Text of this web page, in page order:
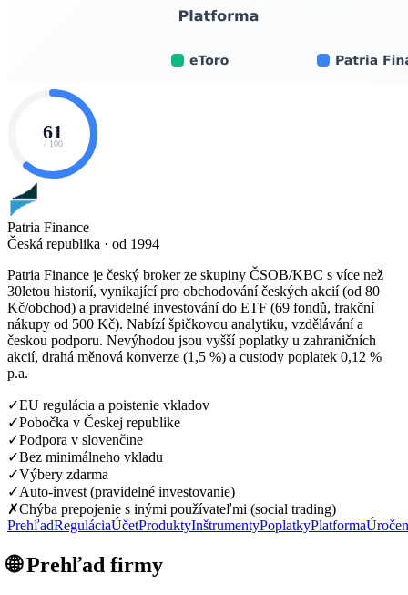
61
/ 100
Patria Finance
Česká republika · od 1994
Patria Finance je český broker ze skupiny ČSOB/KBC s více než
30letou historií, vynikající pro obchodování českých akcií (od 80
Kč/obchod) a pravidelné investování do ETF (69 fondů, frakční
nákupy od 500 Kč). Nabízí špičkovou analytiku, vzdělávání a
českou podporu. Nevýhodou jsou vyšší poplatky u zahraničních
akcií, drahá měnová konverze (1,5 %) a custody poplatek 0,12 %
p.a.
✓EU regulácia a poistenie vkladov
✓Pobočka v Českej republike
✓Podpora v slovenčine
✓Bez minimálneho vkladu
✓Výbery zdarma
✓Auto-invest (pravidelné investovanie)
✗Chýba prepojenie s inými používateľmi (social trading)
PrehľadReguláciaÚčetProduktyInštrumentyPoplatkyPlatforma
🌐 Prehľad firmy